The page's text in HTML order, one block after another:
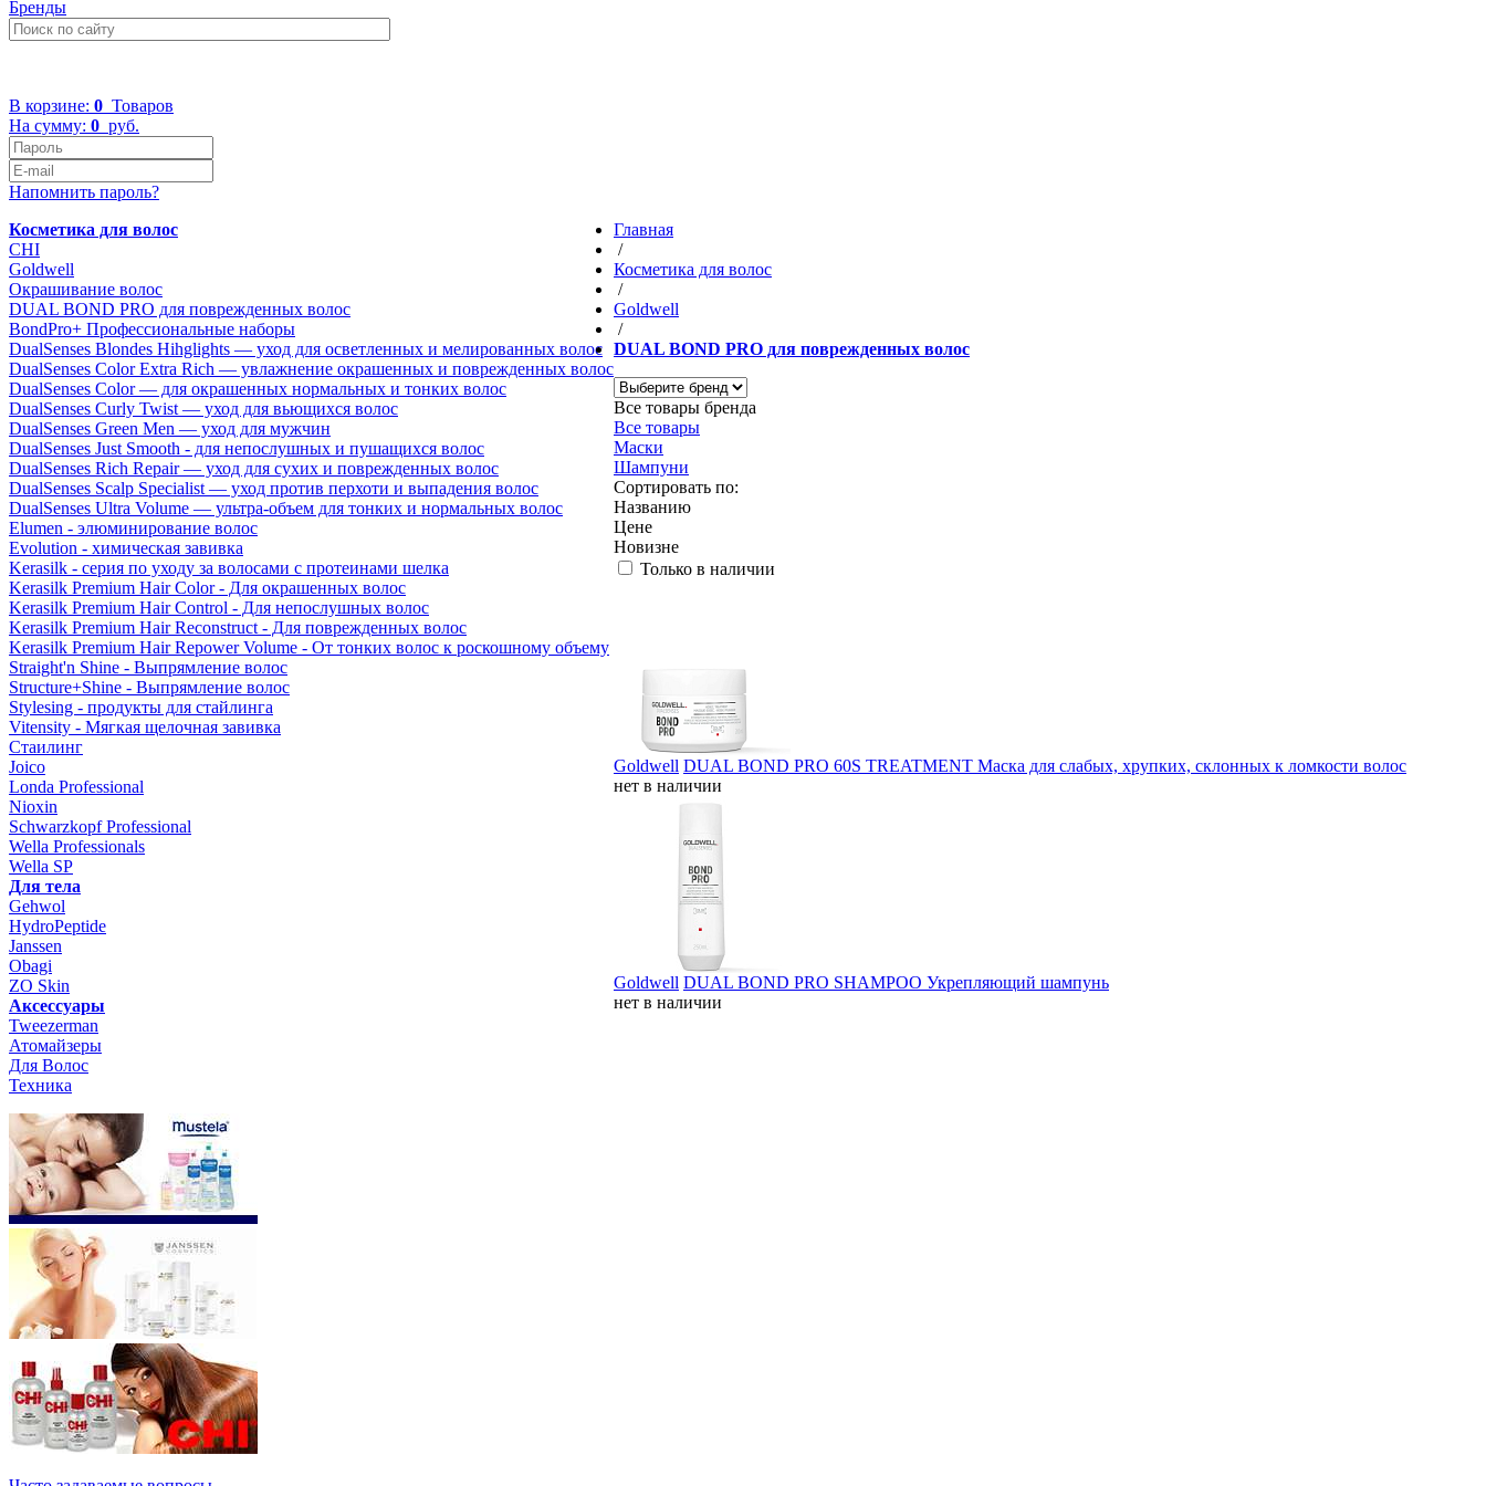
Бренды
В корзине: 0 Товаров
На сумму: 0 руб.
Напомнить пароль?
Косметика для волос
CHI
Goldwell
Окрашивание волос
DUAL BOND PRO для поврежденных волос
BondPro+ Профессиональные наборы
DualSenses Blondes Hihglights — уход для осветленных и мелированных волос
DualSenses Color Extra Rich — увлажнение окрашенных и поврежденных волос
DualSenses Color — для окрашенных нормальных и тонких волос
DualSenses Curly Twist — уход для вьющихся волос
DualSenses Green Men — уход для мужчин
DualSenses Just Smooth - для непослушных и пушащихся волос
DualSenses Rich Repair — уход для сухих и поврежденных волос
DualSenses Scalp Specialist — уход против перхоти и выпадения волос
DualSenses Ultra Volume — ультра-объем для тонких и нормальных волос
Elumen - элюминирование волос
Evolution - химическая завивка
Kerasilk - серия по уходу за волосами с протеинами шелка
Kerasilk Premium Hair Color - Для окрашенных волос
Kerasilk Premium Hair Control - Для непослушных волос
Kerasilk Premium Hair Reconstruct - Для поврежденных волос
Kerasilk Premium Hair Repower Volume - От тонких волос к роскошному объему
Straight'n Shine - Выпрямление волос
Structure+Shine - Выпрямление волос
Stylesing - продукты для стайлинга
Vitensity - Мягкая щелочная завивка
Стаилинг
Joico
Londa Professional
Nioxin
Schwarzkopf Professional
Wella Professionals
Wella SP
Для тела
Gehwol
HydroPeptide
Janssen
Obagi
ZO Skin
Aксессуары
Tweezerman
Атомайзеры
Для Волос
Техника
Главная
/
Косметика для волос
/
Goldwell
/
DUAL BOND PRO для поврежденных волос
Все товары бренда
Все товары
Маски
Шампуни
Сортировать по:
Названию
Цене
Новизне
Только в наличии
Goldwell DUAL BOND PRO 60S TREATMENT Маска для слабых, хрупких, склонных к ломкости волос
нет в наличии
Goldwell DUAL BOND PRO SHAMPOO Укрепляющий шампунь
нет в наличии